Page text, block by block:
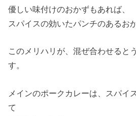
優しい味付けのおかずもあれば、
スパイスの効いたパンチのあるお
このメリハリが、混ぜ合わせると
す。
メインのポークカレーは、スパイ
て